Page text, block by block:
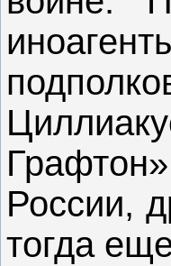
России,
тогда